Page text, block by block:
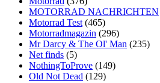
MOTORRAD NACHRICHTEN
Motorrad Test (465)
Motorradmagazin (296)
Mr Darcy & The Ol' Man (235)
Net finds (5)
NothingToProve (149)
Old Not Dead (129)